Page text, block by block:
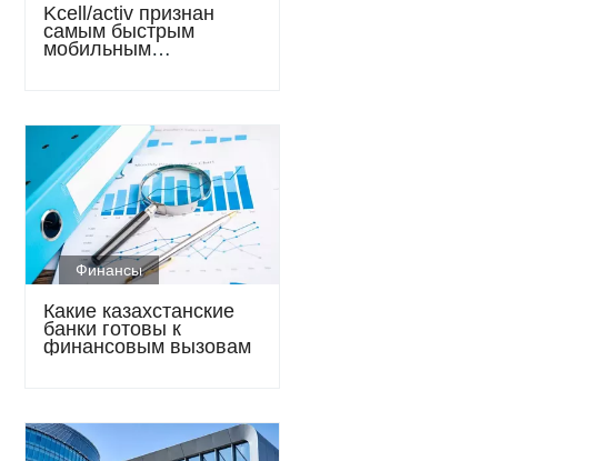
Kcell/activ признан
самым быстрым
мобильным
Финансы
Какие казахстанские
банки готовы к
финансовым вызовам